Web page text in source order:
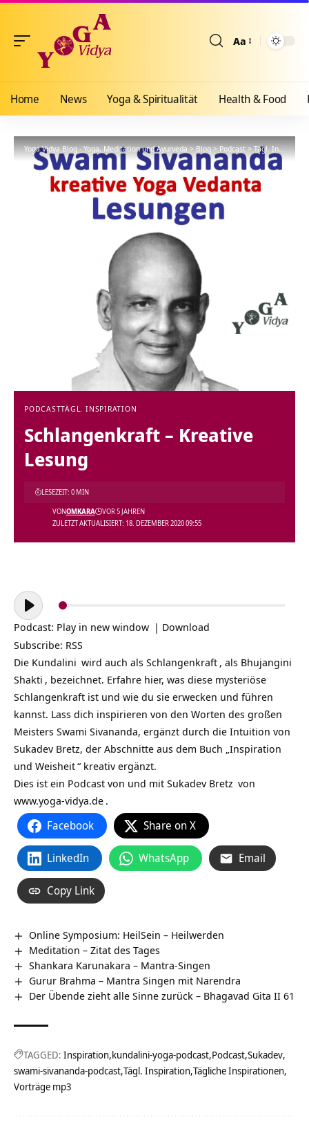
Aa
Home News Yoga & Spiritualität Health & Food
Yoga Vidya Blog - Yoga, Meditation und Ayurveda>Blog>Podcast>Tägl. Inspiration
PODCASTTÄGL. INSPIRATION
Schlangenkraft – Kreative
Lesung
ZULETZT AKTUALISIERT: 18. DEZEMBER 2020 09:55
VONOMKARA VOR 5 JAHREN
LESEZEIT: 0 MIN
Audio-
Player
Podcast: Play in new window | Download
Subscribe: RSS
Die Kundalini wird auch als Schlangenkraft , als Bhujangini
Shakti , bezeichnet. Erfahre hier, was diese mysteriöse
Schlangenkraft ist und wie du sie erwecken und führen
kannst. Lass dich inspirieren von den Worten des großen
Meisters Swami Sivananda, ergänzt durch die Intuition von
Sukadev Bretz, der Abschnitte aus dem Buch „Inspiration
und Weisheit“ kreativ ergänzt.
Dies ist ein Podcast von und mit Sukadev Bretz von
www.yoga-vidya.de .
Facebook Share on X
LinkedIn WhatsApp Email
Copy Link
Online Symposium: HeilSein – Heilwerden
Meditation – Zitat des Tages
Shankara Karunakara – Mantra-Singen
Gurur Brahma – Mantra Singen mit Narendra
Der Übende zieht alle Sinne zurück – Bhagavad Gita II 61
TAGGED: Inspiration kundalini-yoga-podcast Podcast Sukadev
swami-sivananda-podcast Tägl. Inspiration Tägliche Inspirationen
Vorträge mp3